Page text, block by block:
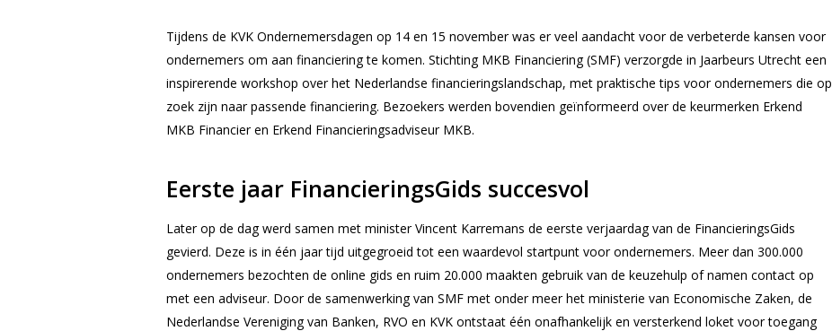
Tijdens de KVK Ondernemersdagen op 14 en 15 november was er veel aandacht voor de verbeterde kansen voor
ondernemers om aan financiering te komen. Stichting MKB Financiering (SMF) verzorgde in Jaarbeurs Utrecht een
inspirerende workshop over het Nederlandse financieringslandschap, met praktische tips voor ondernemers die op
zoek zijn naar passende financiering. Bezoekers werden bovendien geïnformeerd over de keurmerken Erkend
MKB Financier en Erkend Financieringsadviseur MKB.
Eerste jaar FinancieringsGids succesvol
Later op de dag werd samen met minister Vincent Karremans de eerste verjaardag van de FinancieringsGids
gevierd. Deze is in één jaar tijd uitgegroeid tot een waardevol startpunt voor ondernemers. Meer dan 300.000
ondernemers bezochten de online gids en ruim 20.000 maakten gebruik van de keuzehulp of namen contact op
met een adviseur. Door de samenwerking van SMF met onder meer het ministerie van Economische Zaken, de
Nederlandse Vereniging van Banken, RVO en KVK ontstaat één onafhankelijk en versterkend loket voor toegang